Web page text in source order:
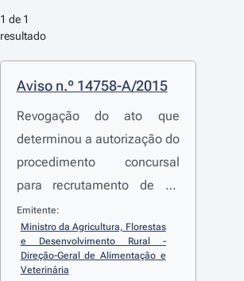
1 de 1
resultado
Aviso n.º 14758-A/2015
Revogação do ato que
determinou a autorização do
procedimento concursal
para recrutamento de 13
técnicos superiores, aberto
peloAviso n.º 10999/2015
publicado no Diário da
República, 2.ª série, n.º
Emitente:
Ministro da Agricultura, Florestas
e Desenvolvimento Rural -
Direção-Geral de Alimentação e
Veterinária